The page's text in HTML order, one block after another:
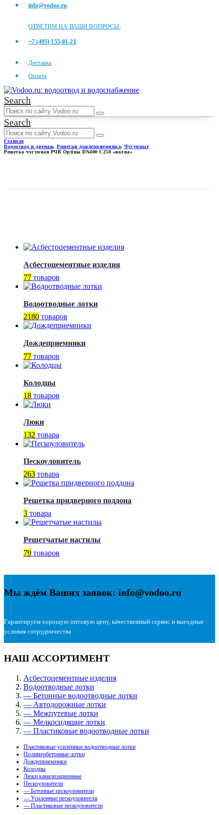
info@vodoo.ru
ОТВЕТИМ НА ВАШИ ВОПРОСЫ:
+7 (495) 155-01-21
Доставка
Оплата
Search
Search
Главная
Водоотвод и дренаж, Решетки дождеприемника, Чугунные
Решетка чугунная РЧВ Optima DN400 С250 «волна»
Асбестоцементные изделия
77 товаров
Водоотводные лотки
2180 товаров
Дождеприемники
77 товаров
Колодцы
18 товаров
Люки
132 товара
Пескоуловитель
263 товара
Решетка придверного поддона
3 товара
Решетчатые настилы
79 товаров
Мы ждём Ваших заявок: info@vodoo.ru
Гарантируем хорошую оптовую цену, качественный сервис и выгодные
условия сотрудничества
НАШ АССОРТИМЕНТ
Асбестоцементные изделия
Водоотводные лотки
— Бетонные водоотводные лотки
— Автодорожные лотки
— Межпутевые лотки
— Мелкосидящие лотки
— Пластиковые водоотводные лотки
Пластиковые усиленные водоотводные лотки
Полимербетонные лотки
Дождеприемники
Колодцы
Люки канализационные
Пескоуловители
— Бетонные пескоуловители
— Усиленные пескоуловители
— Пластиковые пескоуловители